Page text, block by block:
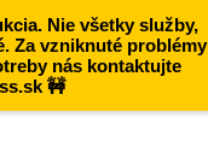
Nie všetky služby,
Za vzniknuté
nás kontaktujte
🚧